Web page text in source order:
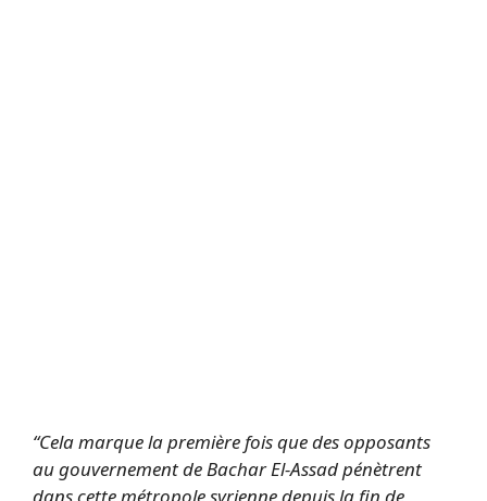
“Cela marque la première fois que des opposants
au gouvernement de Bachar El-Assad pénètrent
dans cette métropole syrienne depuis la fin de